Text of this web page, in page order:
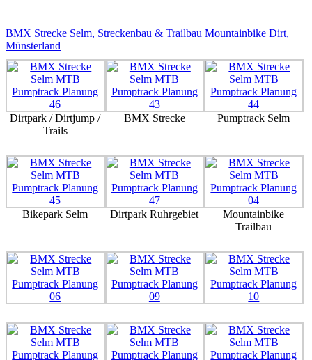
BMX Strecke Selm, Streckenbau & Trailbau Mountainbike Dirt,
Münsterland
Dirtpark / Dirtjump /
Trails
BMX Strecke Pumptrack Selm
Bikepark Selm Dirtpark Ruhrgebiet
Mountainbike
Trailbau